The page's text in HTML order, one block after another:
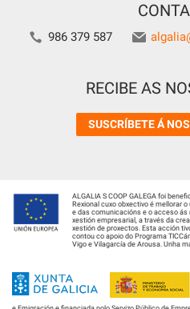
986 379 587
RECIBE AS
SUSCRÍBETE Á
ALGALIA S COOP GALEGA foi
Rexional cuxo obxectivo é mellorar
e das comunicacións e o acceso ás
xestión empresarial, a través da
xestión de proxectos. Esta acción
contou co apoio do Programa
Vigo e Vilagarcía de Arousa. Unha